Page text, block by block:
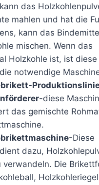
das
mahlen und hat die
kann das
mischen. Wenn das
Holzkohle ist, ist diese
notwendige
-diese
das gemischte
-Diese
dazu,
verwandeln. Die